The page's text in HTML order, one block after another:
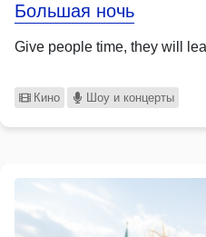
Большая ночь
Give people time, they will
Кино Шоу и концерты